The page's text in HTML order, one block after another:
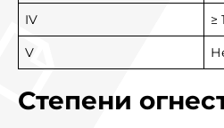
IV ≥
V
Степени